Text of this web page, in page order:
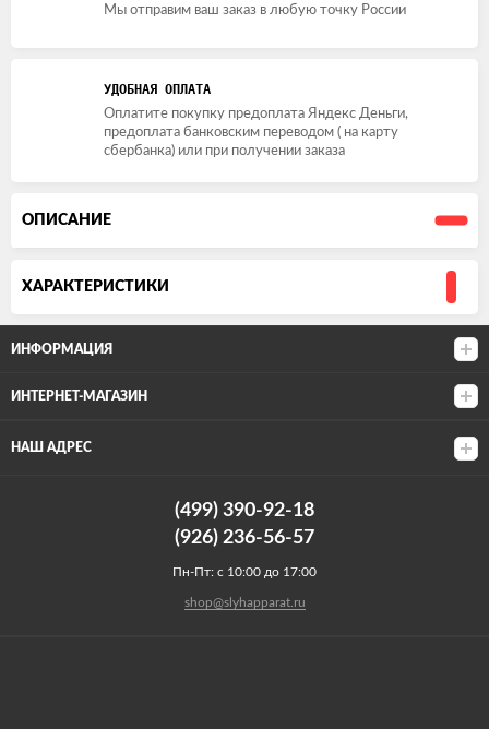
Мы отправим ваш заказ в любую точку России
УДОБНАЯ ОПЛАТА
Оплатите покупку предоплата Яндекс Деньги,
предоплата банковским переводом ( на карту
сбербанка) или при получении заказа
ОПИСАНИЕ
ХАРАКТЕРИСТИКИ
ИНФОРМАЦИЯ
ИНТЕРНЕТ-МАГАЗИН
НАШ АДРЕС
(499) 390-92-18
(926) 236-56-57
Пн-Пт: с 10:00 до 17:00
shop@slyhapparat.ru